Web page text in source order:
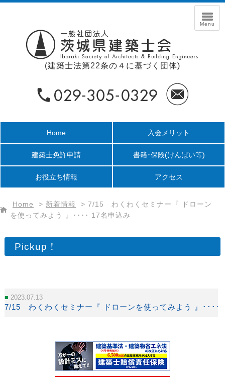
(建築士法第22条の４に基づく団体)
Home 入会メリット
建築士免許申請 書籍･保険(けんばい等)
お役立ち情報 アクセス
Home > 新着情報 > 7/15 わくわくセミナー『 ドローン
を使ってみよう 』････ 17名申込み
Pickup！
2023.07.13
7/15 わくわくセミナー『 ドローンを使ってみよう 』････